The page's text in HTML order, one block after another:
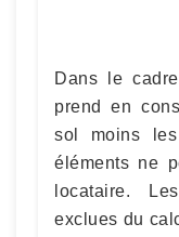
Dans le
prend en
sol moins
éléments ne
locataire.
exclues du